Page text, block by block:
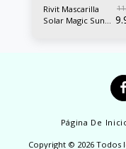
Rivit Mascarilla
Solar Magic Sun
Página De
Copyright © 2026 Todos